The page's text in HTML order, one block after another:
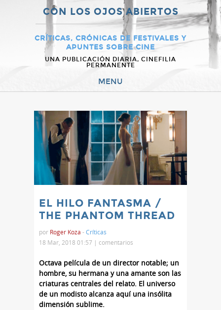
CON LOS OJOS ABIERTOS
CRÍTICAS, CRÓNICAS DE FESTIVALES Y
APUNTES SOBRE CINE
UNA PUBLICACIÓN DIARIA, CINEFILIA
PERMANENTE
MENU
EL HILO FANTASMA /
THE PHANTOM THREAD
por Roger Koza -Críticas
18 Mar, 2018 01:57 | comentarios
Octava película de un director notable; un
hombre, su hermana y una amante son las
criaturas centrales del relato. El universo
de un modisto alcanza aquí una insólita
dimensión sublime.